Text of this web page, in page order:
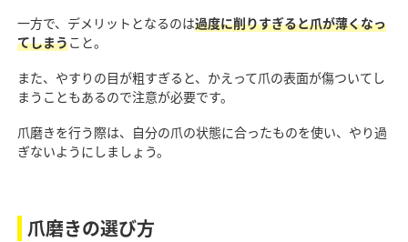
一方で、デメリットとなるのは過度に削りすぎると爪が薄くなっ
てしまうこと。
また、やすりの目が粗すぎると、かえって爪の表面が傷ついてし
まうこともあるので注意が必要です。
爪磨きを行う際は、自分の爪の状態に合ったものを使い、やり過
ぎないようにしましょう。
爪磨きの選び方